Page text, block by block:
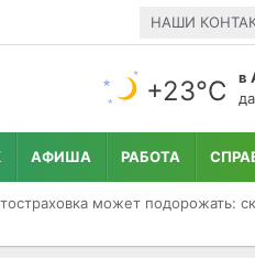
НАШИ
+23°С в
АФИША РАБОТА
может подорожать: